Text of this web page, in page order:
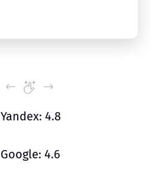
Yandex: 4.8
Google: 4.6